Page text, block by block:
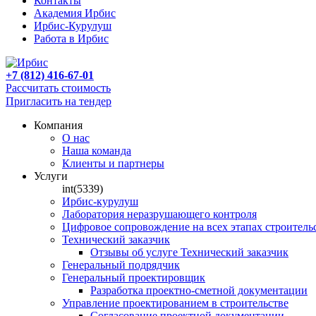
Академия Ирбис
Ирбис-Курулуш
Работа в Ирбис
+7 (812) 416-67-01
Рассчитать стоимость
Пригласить на тендер
Компания
О нас
Наша команда
Клиенты и партнеры
Услуги
int(5339)
Ирбис-курулуш
Лаборатория неразрушающего контроля
Цифровое сопровождение на всех этапах
Технический заказчик
Отзывы об услуге Технический заказчик
Генеральный подрядчик
Генеральный проектировщик
Разработка проектно-сметной документации
Управление проектированием в строительстве